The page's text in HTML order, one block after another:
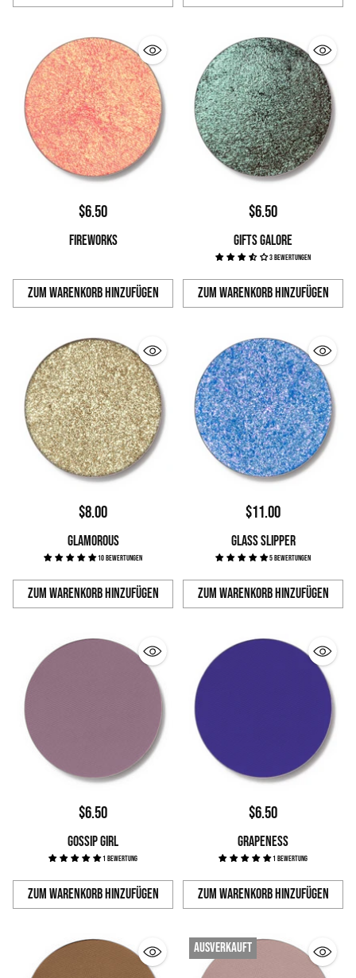
Anzahl Anzahl
$6.50
FIREWORKS
Zum Warenkorb hinzufügen
Anzahl
$6.50
GIFTS GALORE
3 Bewertungen
Zum Warenkorb hinzufügen
Anzahl
$8.00
GLAMOROUS
10 Bewertungen
Zum Warenkorb hinzufügen
Anzahl
$11.00
GLASS SLIPPER
5 Bewertungen
Zum Warenkorb hinzufügen
Anzahl
$6.50
GOSSIP GIRL
1 Bewertung
Zum Warenkorb hinzufügen
Anzahl
$6.50
GRAPENESS
1 Bewertung
Zum Warenkorb hinzufügen
Anzahl
Ausverkauft